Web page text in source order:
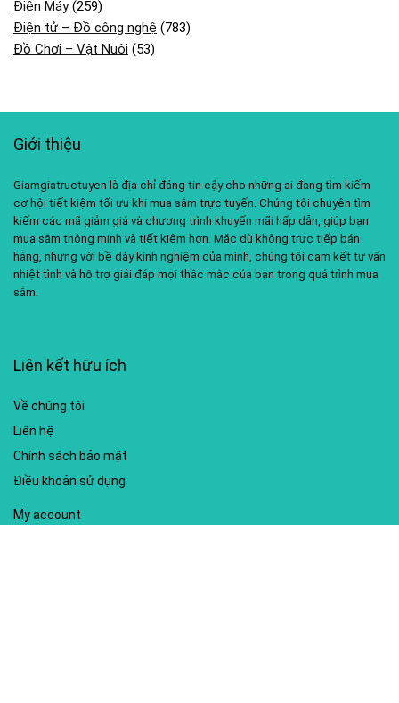
Điện Máy(259)
Điện tử – Đồ công nghệ (783)
Đồ Chơi – Vật Nuôi (53)
Giới thiệu
Giamgiatructuyen là địa chỉ đáng tin cậy cho những ai đang tìm kiếm
cơ hội tiết kiệm tối ưu khi mua sắm trực tuyến. Chúng tôi chuyên tìm
kiếm các mã giảm giá và chương trình khuyến mãi hấp dẫn, giúp bạn
mua sắm thông minh và tiết kiệm hơn. Mặc dù không trực tiếp bán
hàng, nhưng với bề dày kinh nghiệm của mình, chúng tôi cam kết tư vấn
nhiệt tình và hỗ trợ giải đáp mọi thắc mắc của bạn trong quá trình mua
sắm.
Liên kết hữu ích
Về chúng tôi
Liên hệ
Chính sách bảo mật
Điều khoản sử dụng
My account